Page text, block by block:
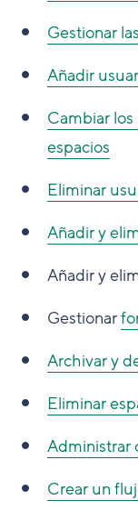
Gestionar
Añadir
Cambiar los
espacios
Eliminar
Añadir y
Añadir y
Gestionar
Archivar y
Eliminar
Administrar
Crear un